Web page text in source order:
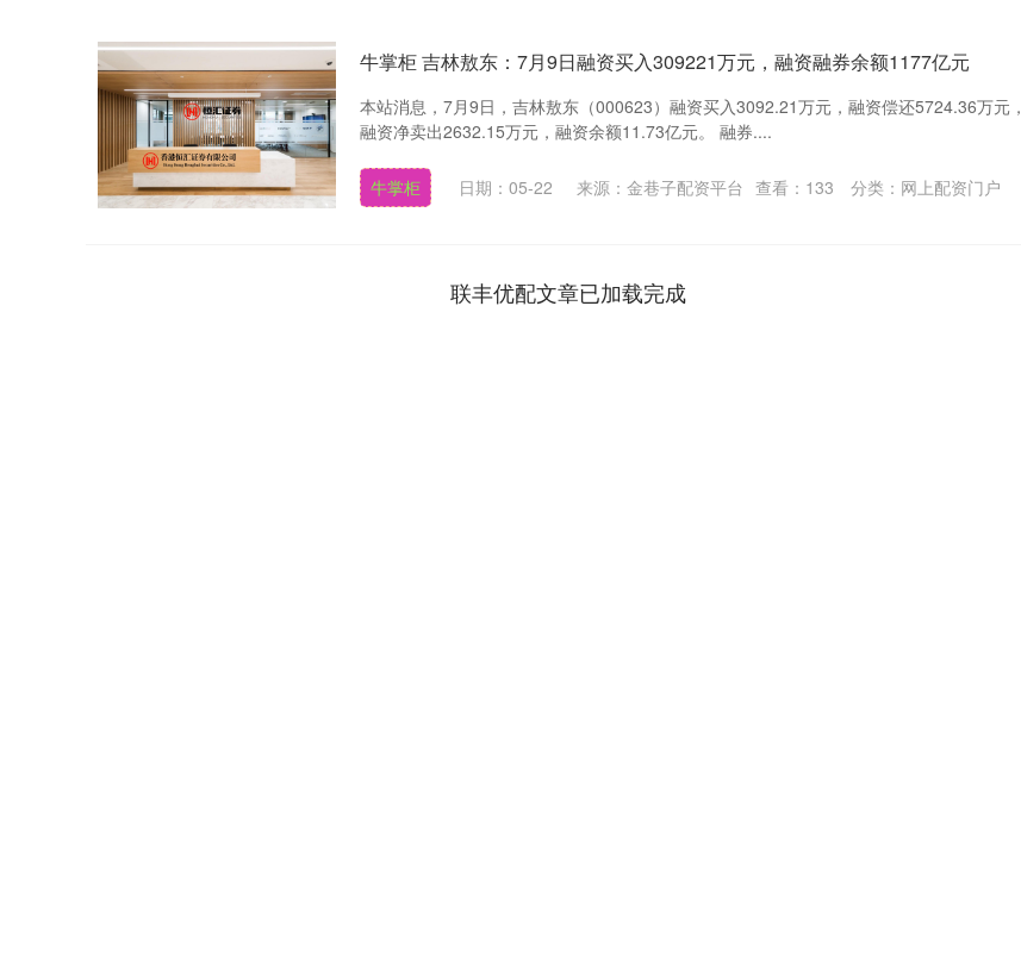
牛掌柜 吉林敖东：7月9日融资买入309221万元，融资融券余额1177亿元
本站消息，7月9日，吉林敖东（000623）融资买入3092.21万元，融资偿还5724.36万元，
融资净卖出2632.15万元，融资余额11.73亿元。 融券....
牛掌柜 日期：05-22 来源：金巷子配资平台 查看： 133 分类： 网上配资门户
联丰优配文章已加载完成